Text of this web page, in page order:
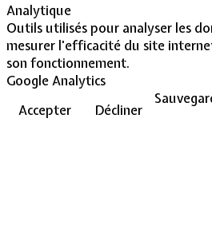
Analytique
Outils utilisés pour analyser les
mesurer l'efficacité du site
son fonctionnement.
Google Analytics
Accepter
Décliner